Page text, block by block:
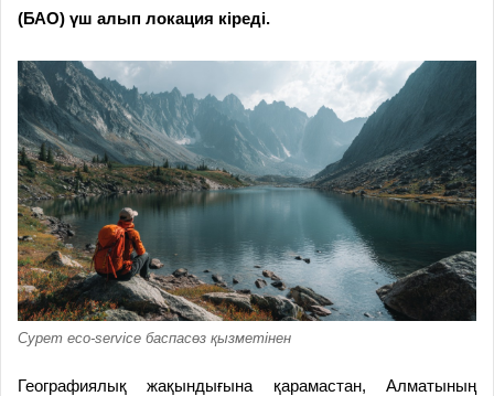
(БАО) үш алып локация кіреді.
Сурет eco-service баспасөз қызметінен
Географиялық жақындығына қарамастан, Алматының